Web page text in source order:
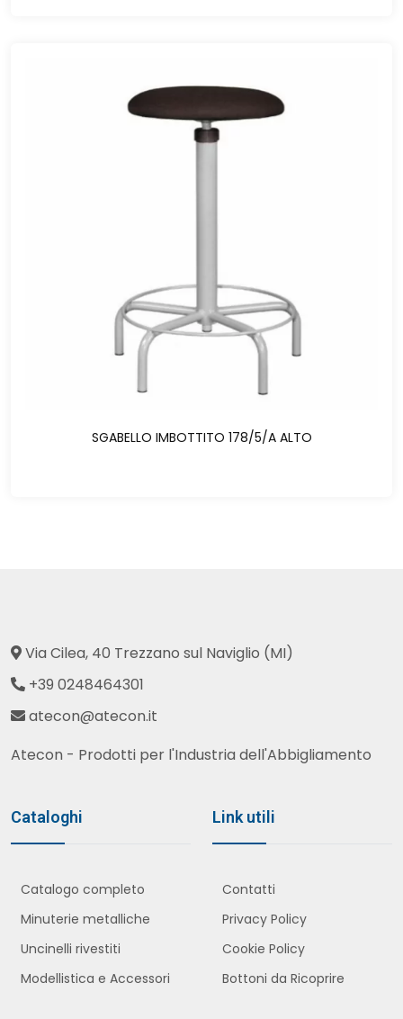
SGABELLO IMBOTTITO 178/5/A ALTO
Via Cilea, 40 Trezzano sul Naviglio (MI)
+39 0248464301
atecon@atecon.it
Atecon - Prodotti per l'Industria dell'Abbigliamento
Cataloghi
Catalogo completo
Minuterie metalliche
Uncinelli rivestiti
Modellistica e Accessori
Link utili
Contatti
Privacy Policy
Cookie Policy
Bottoni da Ricoprire